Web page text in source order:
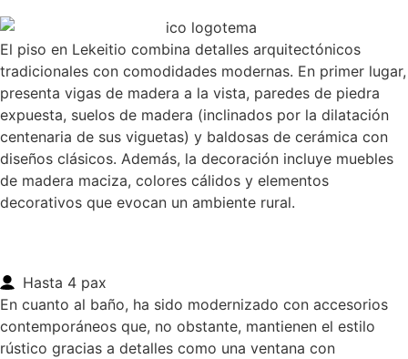
El piso en Lekeitio combina detalles arquitectónicos
tradicionales con comodidades modernas. En primer lugar,
presenta vigas de madera a la vista, paredes de piedra
expuesta, suelos de madera (inclinados por la dilatación
centenaria de sus viguetas) y baldosas de cerámica con
diseños clásicos. Además, la decoración incluye muebles
de madera maciza, colores cálidos y elementos
decorativos que evocan un ambiente rural.
Hasta 4 pax
En cuanto al baño, ha sido modernizado con accesorios
contemporáneos que, no obstante, mantienen el estilo
rústico gracias a detalles como una ventana con